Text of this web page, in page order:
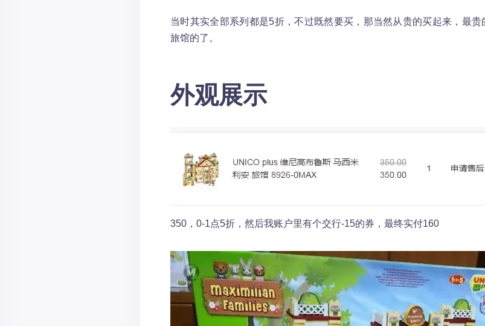
当时其实全部系列都是5折，不过既然要买，那当然从贵的买起来，最
旅馆的了。
外观展示
350，0-1点5折，然后我账户里有个交行-15的券，最终实付160